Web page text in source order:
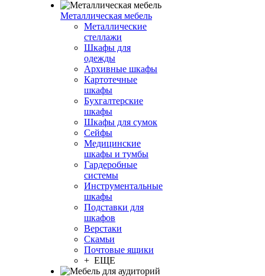
Металлическая мебель
Металлические
стеллажи
Шкафы для
одежды
Архивные шкафы
Картотечные
шкафы
Бухгалтерские
шкафы
Шкафы для сумок
Сейфы
Медицинские
шкафы и тумбы
Гардеробные
системы
Инструментальные
шкафы
Подставки для
шкафов
Верстаки
Скамьи
Почтовые ящики
+ ЕЩЕ